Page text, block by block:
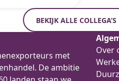
proces te zien.
wat vaak
over
zorgen
mijn
BEKIJK ALLE COLLEGA’S
met
De ambitie
Over